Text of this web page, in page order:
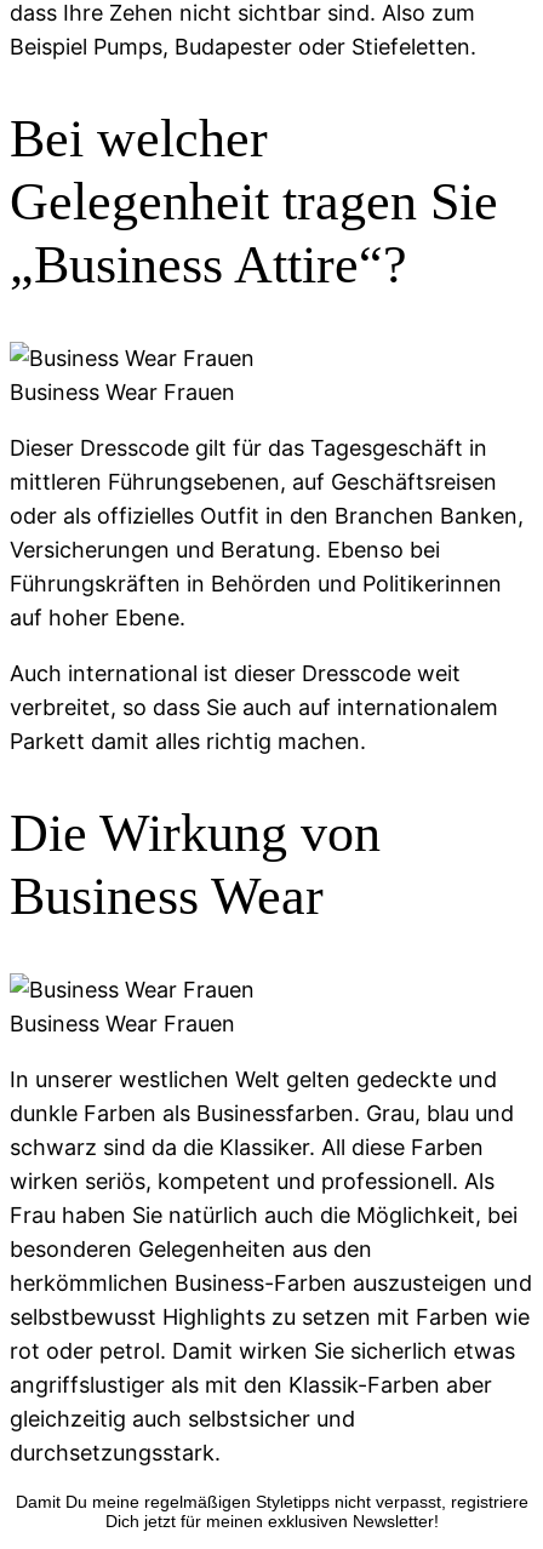
dass Ihre Zehen nicht sichtbar sind. Also zum
Beispiel Pumps, Budapester oder Stiefeletten.
Bei welcher
Gelegenheit tragen Sie
„Business Attire“?
Business Wear Frauen
Dieser Dresscode gilt für das Tagesgeschäft in
mittleren Führungsebenen, auf Geschäftsreisen
oder als offizielles Outfit in den Branchen Banken,
Versicherungen und Beratung. Ebenso bei
Führungskräften in Behörden und Politikerinnen
auf hoher Ebene.
Auch international ist dieser Dresscode weit
verbreitet, so dass Sie auch auf internationalem
Parkett damit alles richtig machen.
Die Wirkung von
Business Wear
Business Wear Frauen
In unserer westlichen Welt gelten gedeckte und
dunkle Farben als Businessfarben. Grau, blau und
schwarz sind da die Klassiker. All diese Farben
wirken seriös, kompetent und professionell. Als
Frau haben Sie natürlich auch die Möglichkeit, bei
besonderen Gelegenheiten aus den
herkömmlichen Business-Farben auszusteigen und
selbstbewusst Highlights zu setzen mit Farben wie
rot oder petrol. Damit wirken Sie sicherlich etwas
angriffslustiger als mit den Klassik-Farben aber
gleichzeitig auch selbstsicher und
durchsetzungsstark.
Damit Du meine regelmäßigen Styletipps nicht verpasst, registriere
Dich jetzt für meinen exklusiven Newsletter!